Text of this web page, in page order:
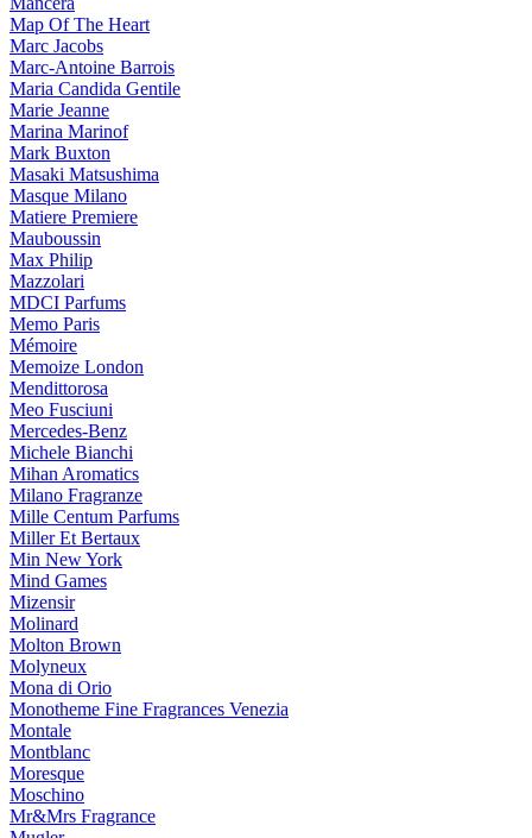
Map Of The Heart
Marc Jacobs
Marc-Antoine Barrois
Maria Candida Gentile
Marie Jeanne
Marina Marinof
Mark Buxton
Masaki Matsushima
Masque Milano
Matiere Premiere
Mauboussin
Max Philip
Mazzolari
MDCI Parfums
Memo Paris
Mémoire
Memoize London
Mendittorosa
Meo Fusciuni
Mercedes-Benz
Michele Bianchi
Mihan Aromatics
Milano Fragranze
Mille Centum Parfums
Miller Et Bertaux
Min New York
Mind Games
Mizensir
Molinard
Molton Brown
Molyneux
Mona di Orio
Monotheme Fine Fragrances Venezia
Montale
Montblanc
Moresque
Moschino
Mr&Mrs Fragrance